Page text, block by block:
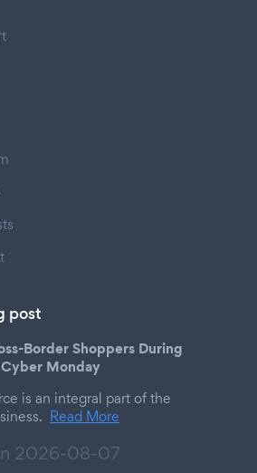
post
Border Shoppers During
Monday
is an integral part of the
Read More
2026-08-07